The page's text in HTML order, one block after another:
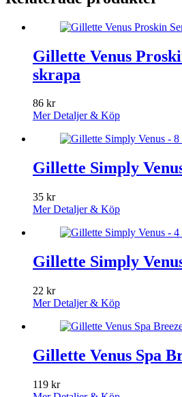
Gillette Venus
skrapa
86 kr
Mer Detaljer & Köp
Gillette Simply
35 kr
Mer Detaljer & Köp
Gillette Simply
22 kr
Mer Detaljer & Köp
Gillette Venus Spa
119 kr